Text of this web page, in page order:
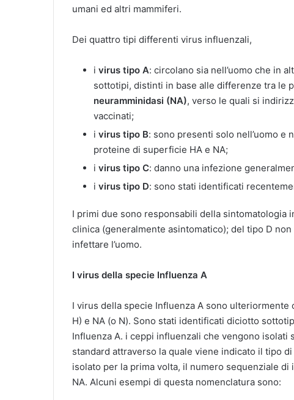
umani ed altri mammiferi.
Dei quattro tipi differenti virus influenzali,
i virus tipo A: circolano sia nell’uomo che in
sottotipi, distinti in base alle differenze tra le
neuramminidasi (NA), verso le quali si
vaccinati;
i virus tipo B: sono presenti solo nell’uomo e
proteine di superficie HA e NA;
i virus tipo C: danno una infezione
i virus tipo D: sono stati identificati
I primi due sono responsabili della sintomatologia
clinica (generalmente asintomatico); del tipo D
infettare l’uomo.
I virus della specie Influenza A
I virus della specie Influenza A sono
H) e NA (o N). Sono stati identificati diciotto
Influenza A. i ceppi influenzali che vengono
standard attraverso la quale viene indicato il tipo
isolato per la prima volta, il numero sequenziale di
NA. Alcuni esempi di questa nomenclatura sono: